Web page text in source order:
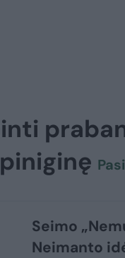
Seimo
Neimanto